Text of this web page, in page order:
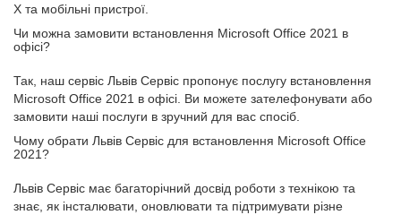
X та мобільні пристрої.
Чи можна замовити встановлення Microsoft Office 2021 в
офісі?
Так, наш сервіс Львів Сервіс пропонує послугу встановлення
Microsoft Office 2021 в офісі. Ви можете зателефонувати або
замовити наші послуги в зручний для вас спосіб.
Чому обрати Львів Сервіс для встановлення Microsoft Office
2021?
Львів Сервіс має багаторічний досвід роботи з технікою та
знає, як інсталювати, оновлювати та підтримувати різне